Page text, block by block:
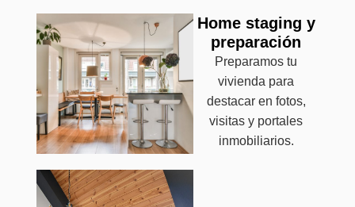
Home staging y
preparación
Preparamos tu
vivienda para
destacar en fotos,
visitas y portales
inmobiliarios.